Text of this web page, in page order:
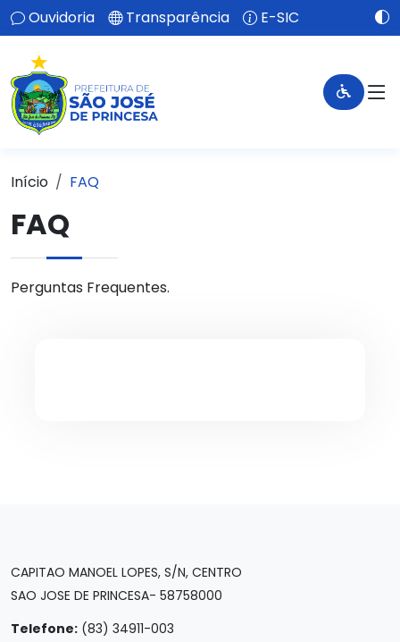
Ouvidoria Transparência E-SIC
Início FAQ
FAQ
Perguntas Frequentes.
CAPITAO MANOEL LOPES, S/N, CENTRO
SAO JOSE DE PRINCESA- 58758000
Telefone: (83) 34911-003